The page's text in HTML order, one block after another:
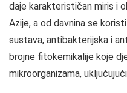
daje karakterističan miris i
Azije, a od davnina se
sustava, antibakterijska i
brojne fitokemikalije koje
mikroorganizama,